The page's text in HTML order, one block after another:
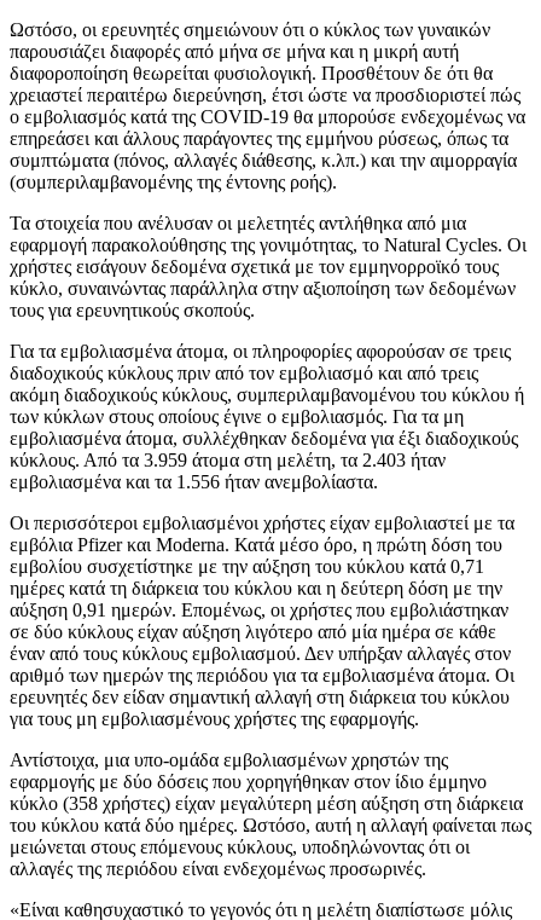
Ωστόσο, οι ερευνητές σημειώνουν ότι ο κύκλος των γυναικών
παρουσιάζει διαφορές από μήνα σε μήνα και η μικρή αυτή
διαφοροποίηση θεωρείται φυσιολογική. Προσθέτουν δε ότι θα
χρειαστεί περαιτέρω διερεύνηση, έτσι ώστε να προσδιοριστεί πώς
ο εμβολιασμός κατά της COVID-19 θα μπορούσε ενδεχομένως να
επηρεάσει και άλλους παράγοντες της εμμήνου ρύσεως, όπως τα
συμπτώματα (πόνος, αλλαγές διάθεσης, κ.λπ.) και την αιμορραγία
(συμπεριλαμβανομένης της έντονης ροής).
Τα στοιχεία που ανέλυσαν οι μελετητές αντλήθηκα από μια
εφαρμογή παρακολούθησης της γονιμότητας, το Natural Cycles. Οι
χρήστες εισάγουν δεδομένα σχετικά με τον εμμηνορροϊκό τους
κύκλο, συναινώντας παράλληλα στην αξιοποίηση των δεδομένων
τους για ερευνητικούς σκοπούς.
Για τα εμβολιασμένα άτομα, οι πληροφορίες αφορούσαν σε τρεις
διαδοχικούς κύκλους πριν από τον εμβολιασμό και από τρεις
ακόμη διαδοχικούς κύκλους, συμπεριλαμβανομένου του κύκλου ή
των κύκλων στους οποίους έγινε ο εμβολιασμός. Για τα μη
εμβολιασμένα άτομα, συλλέχθηκαν δεδομένα για έξι διαδοχικούς
κύκλους. Από τα 3.959 άτομα στη μελέτη, τα 2.403 ήταν
εμβολιασμένα και τα 1.556 ήταν ανεμβολίαστα.
Οι περισσότεροι εμβολιασμένοι χρήστες είχαν εμβολιαστεί με τα
εμβόλια Pfizer και Moderna. Κατά μέσο όρο, η πρώτη δόση του
εμβολίου συσχετίστηκε με την αύξηση του κύκλου κατά 0,71
ημέρες κατά τη διάρκεια του κύκλου και η δεύτερη δόση με την
αύξηση 0,91 ημερών. Επομένως, οι χρήστες που εμβολιάστηκαν
σε δύο κύκλους είχαν αύξηση λιγότερο από μία ημέρα σε κάθε
έναν από τους κύκλους εμβολιασμού. Δεν υπήρξαν αλλαγές στον
αριθμό των ημερών της περιόδου για τα εμβολιασμένα άτομα. Οι
ερευνητές δεν είδαν σημαντική αλλαγή στη διάρκεια του κύκλου
για τους μη εμβολιασμένους χρήστες της εφαρμογής.
Αντίστοιχα, μια υπο-ομάδα εμβολιασμένων χρηστών της
εφαρμογής με δύο δόσεις που χορηγήθηκαν στον ίδιο έμμηνο
κύκλο (358 χρήστες) είχαν μεγαλύτερη μέση αύξηση στη διάρκεια
του κύκλου κατά δύο ημέρες. Ωστόσο, αυτή η αλλαγή φαίνεται πως
μειώνεται στους επόμενους κύκλους, υποδηλώνοντας ότι οι
αλλαγές της περιόδου είναι ενδεχομένως προσωρινές.
«Είναι καθησυχαστικό το γεγονός ότι η μελέτη διαπίστωσε μόλις